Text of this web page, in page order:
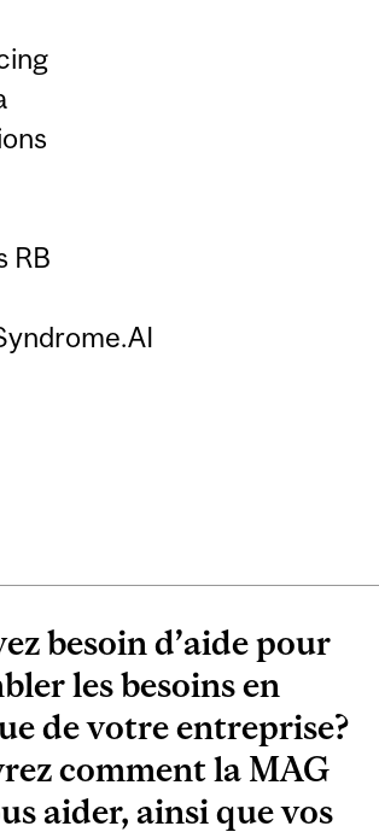
RB
besoin d’aide pour
les besoins en
de votre entreprise?
comment la MAG
aider, ainsi que vos